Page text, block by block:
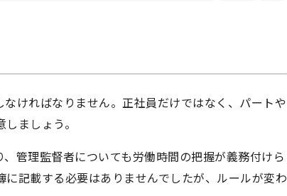
ければなりません。正社員だけではなく、パートや
ましょう。
管理監督者についても労働時間の把握が義務付けら
記載する必要はありませんでしたが、ルールが変わ